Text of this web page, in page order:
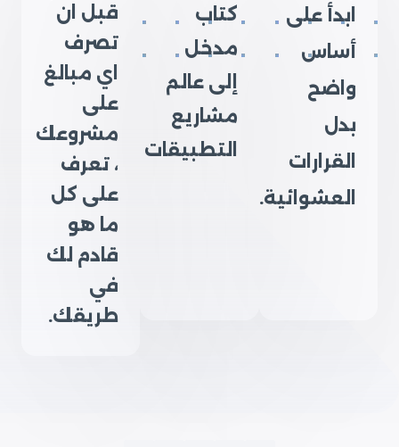
ابدأ على
أساس
واضح
بدل
القرارات
العشوائية.
كتاب
مدخل
إلى عالم
مشاريع
التطبيقات
قبل ان
تصرف
اي مبالغ
على
مشروعك
، تعرف
على كل
ما هو
قادم لك
في
طريقك.